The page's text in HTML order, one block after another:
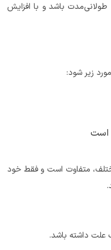
باشد و با افزایش
زیر شود:
است
متفاوت است و فقط خود
علت داشته باشد.